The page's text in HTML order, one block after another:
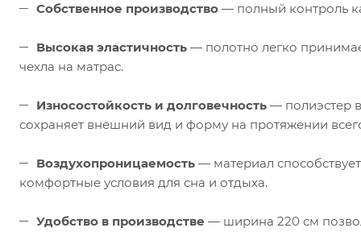
Собственное производство — полный контроль
Высокая эластичность — полотно легко
чехла на матрас.
Износостойкость и долговечность — полиэстер
сохраняет внешний вид и форму на протяжении
Воздухопроницаемость — материал
комфортные условия для сна и отдыха.
Удобство в производстве — ширина 220 см